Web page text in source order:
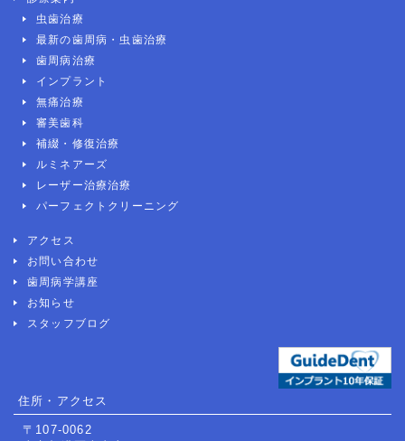
虫歯治療
最新の歯周病・虫歯治療
歯周病治療
インプラント
無痛治療
審美歯科
補綴・修復治療
ルミネアーズ
レーザー治療治療
パーフェクトクリーニング
アクセス
お問い合わせ
歯周病学講座
お知らせ
スタッフブログ
住所・アクセス
〒107-0062